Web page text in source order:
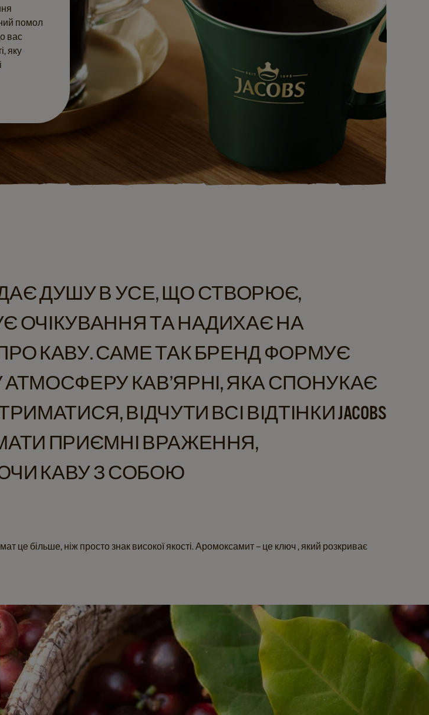
помол
вас
яку
ДУШУ В УСЕ, ЩО СТВОРЮЄ,
ОЧІКУВАННЯ ТА НАДИХАЄ НА
КАВУ. САМЕ ТАК БРЕНД ФОРМУЄ
КАВ’ЯРНІ, ЯКА СПОНУКАЄ
ВІДЧУТИ ВСІ ВІДТІНКИ JACOBS
ПРИЄМНІ ВРАЖЕННЯ,
КАВУ З СОБОЮ
це більше, ніж просто знак високої якості. Аромоксамит – це ключ , який розкриває